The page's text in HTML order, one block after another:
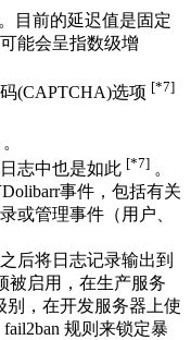
。目前的延迟值是固定
能会呈指数级增
(CAPTCHA)选项 [*7]
。
志中也是如此 [*7] 。
事件，包括有关
或管理事件（用户、
后将日志记录输出到
被启用，在生产服务
别，在开发服务器上使
规则来锁定暴